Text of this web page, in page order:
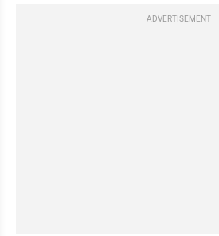
ADVERTISEMENT